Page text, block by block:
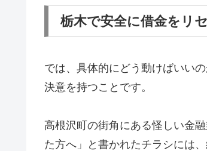
栃木で安全に借金をリ
では、具体的にどう動けばいい
決意を持つことです。
高根沢町の街角にある怪しい金
た方へ」と書かれたチラシには